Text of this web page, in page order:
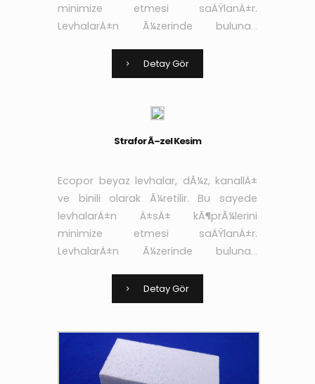
minimize etmesi saÄŸlanÄ±r.
LevhalarÄ±n Ã¼zerinde bulunan
yapÄ±ÅŸtÄ±rÄ±cÄ± ve sÄ±vanÄ±n
aderans niteliÄŸi arttÄ±rÄ±larak yÃ¼k
Detay Gör
Strafor Ã–zel Kesim
Ecopor beyaz levhalar, dÃ¼z, kanallÄ±
ve binili olarak Ã¼retilir. Bu sayede
levhalarÄ±n Ä±sÄ± kÃ¶prÃ¼lerini
minimize etmesi saÄŸlanÄ±r.
LevhalarÄ±n Ã¼zerinde bulunan
yapÄ±ÅŸtÄ±rÄ±cÄ± ve sÄ±vanÄ±n
aderans niteliÄŸi arttÄ±rÄ±larak yÃ¼k
Detay Gör